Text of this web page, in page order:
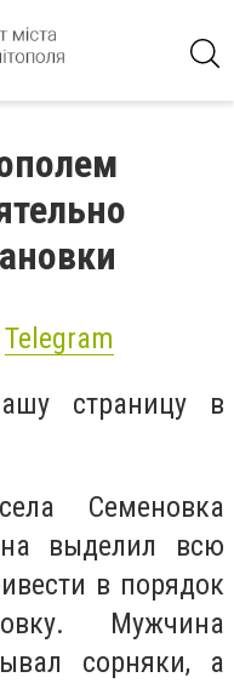
Telegram
страницу в
Семеновка
выделил всю
в порядок
Мужчина
сорняки, а